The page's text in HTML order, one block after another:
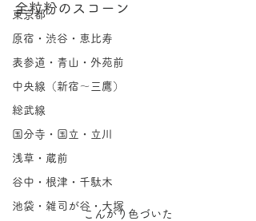
東京都
原宿・渋谷・恵比寿
表参道・青山・外苑前
中央線（新宿～三鷹）
総武線
国分寺・国立・立川
浅草・蔵前
谷中・根津・千駄木
池袋・雑司が谷・大塚
全粒粉のスコーン
こんがり色づいた